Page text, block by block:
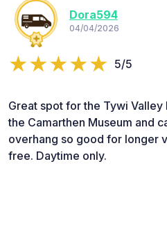
Dora594
04/04/2026
5/5
Great spot for the Tywi
the Camarthen Museum and
overhang so good for longer
free. Daytime only.